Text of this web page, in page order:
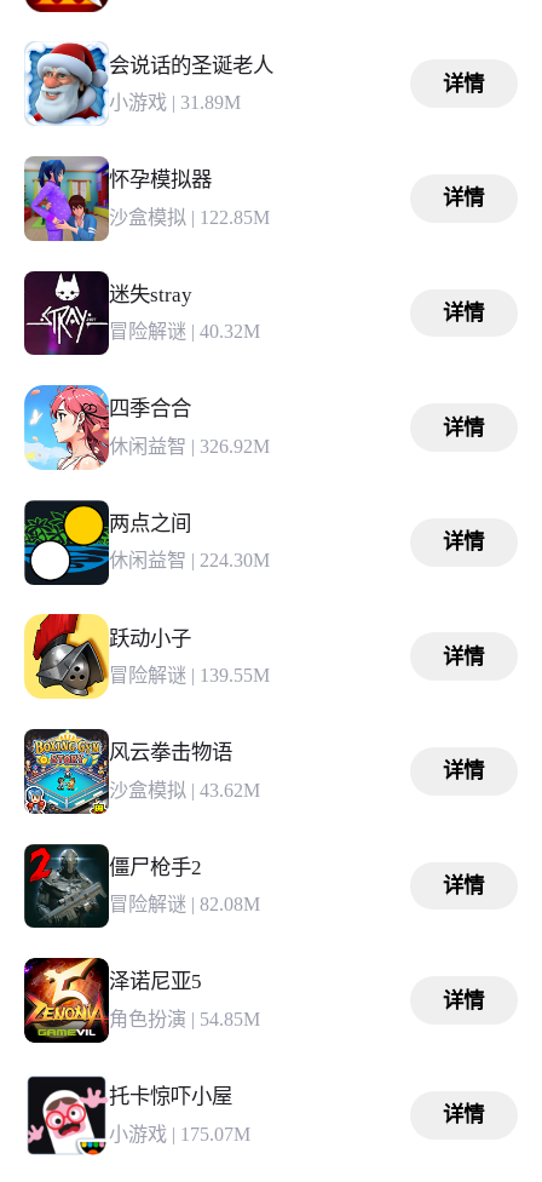
会说话的圣诞老人
小游戏| 31.89M
详情
怀孕模拟器
沙盒模拟 | 122.85M
详情
迷失stray
冒险解谜 | 40.32M
详情
四季合合
休闲益智 | 326.92M
详情
两点之间
休闲益智 224.30M
详情
跃动小子
冒险解谜 | 139.55M
详情
风云拳击物语
沙盒模拟 | 43.62M
详情
僵尸枪手2
冒险解谜 | 82.08M
详情
泽诺尼亚5
角色扮演 | 54.85M
详情
托卡惊吓小屋
小游戏| 175.07M
详情